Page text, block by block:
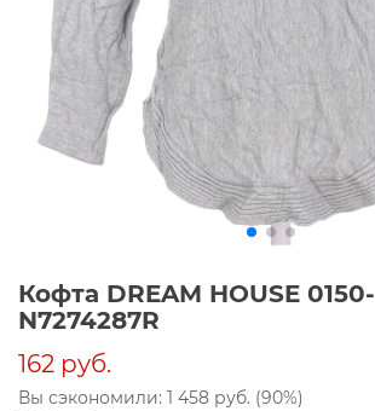
Кофта DREAM HOUSE 0150-
N7274287R
162 руб.
Вы сэкономили: 1 458 руб. (90%)